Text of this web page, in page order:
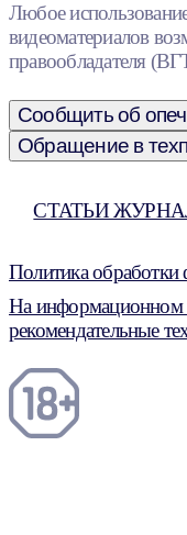
Любое
видеоматериалов
правообладателя
Сообщить об
Обращение в
СТАТЬИ
Политика обработки
На информационном
рекомендательные